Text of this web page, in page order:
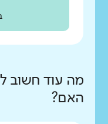
מה עוד חשוב
האם?